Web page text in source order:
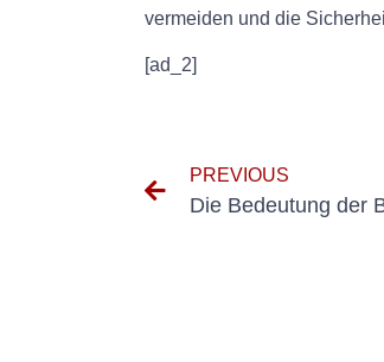
vermeiden und die
[ad_2]
PREVIOUS